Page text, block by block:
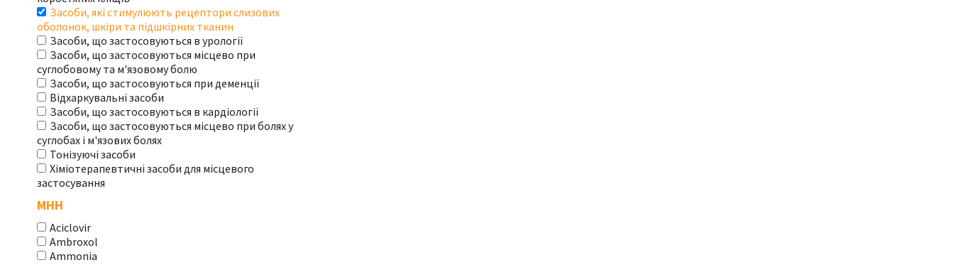
Засоби, які стимулюють рецептори слизових
оболонок, шкіри та підшкірних тканин
Засоби, що застосовуються в урології
Засоби, що застосовуються місцево при
суглобовому та м'язовому болю
Засоби, що застосовуються при деменції
Відхаркувальні засоби
Засоби, що застосовуються в кардіології
Засоби, що застосовуються місцево при болях у
суглобах і м'язових болях
Тонізуючі засоби
Хіміотерапевтичні засоби для місцевого
застосування
МНН
Aciclovir
Ambroxol
Ammonia